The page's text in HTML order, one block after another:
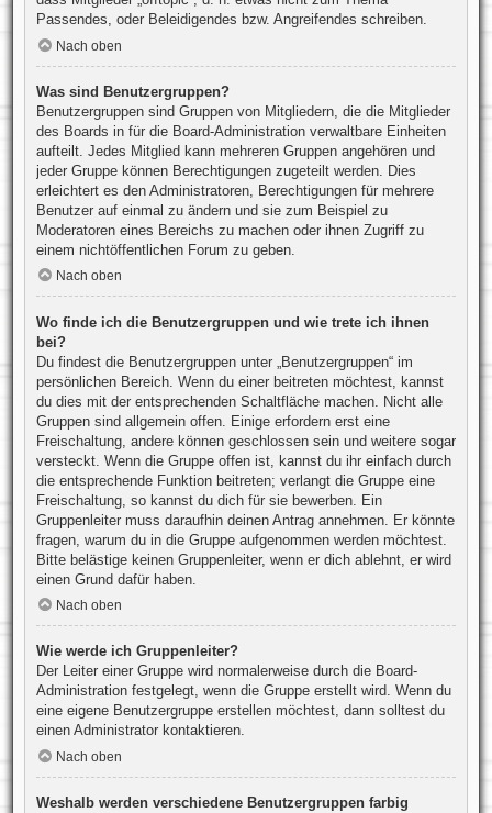
Passendes, oder Beleidigendes bzw. Angreifendes schreiben.
Nach oben
Was sind Benutzergruppen?
Benutzergruppen sind Gruppen von Mitgliedern, die die Mitglieder
des Boards in für die Board-Administration verwaltbare Einheiten
aufteilt. Jedes Mitglied kann mehreren Gruppen angehören und
jeder Gruppe können Berechtigungen zugeteilt werden. Dies
erleichtert es den Administratoren, Berechtigungen für mehrere
Benutzer auf einmal zu ändern und sie zum Beispiel zu
Moderatoren eines Bereichs zu machen oder ihnen Zugriff zu
einem nichtöffentlichen Forum zu geben.
Nach oben
Wo finde ich die Benutzergruppen und wie trete ich ihnen
bei?
Du findest die Benutzergruppen unter „Benutzergruppen“ im
persönlichen Bereich. Wenn du einer beitreten möchtest, kannst
du dies mit der entsprechenden Schaltfläche machen. Nicht alle
Gruppen sind allgemein offen. Einige erfordern erst eine
Freischaltung, andere können geschlossen sein und weitere sogar
versteckt. Wenn die Gruppe offen ist, kannst du ihr einfach durch
die entsprechende Funktion beitreten; verlangt die Gruppe eine
Freischaltung, so kannst du dich für sie bewerben. Ein
Gruppenleiter muss daraufhin deinen Antrag annehmen. Er könnte
fragen, warum du in die Gruppe aufgenommen werden möchtest.
Bitte belästige keinen Gruppenleiter, wenn er dich ablehnt, er wird
einen Grund dafür haben.
Nach oben
Wie werde ich Gruppenleiter?
Der Leiter einer Gruppe wird normalerweise durch die Board-
Administration festgelegt, wenn die Gruppe erstellt wird. Wenn du
eine eigene Benutzergruppe erstellen möchtest, dann solltest du
einen Administrator kontaktieren.
Nach oben
Weshalb werden verschiedene Benutzergruppen farbig